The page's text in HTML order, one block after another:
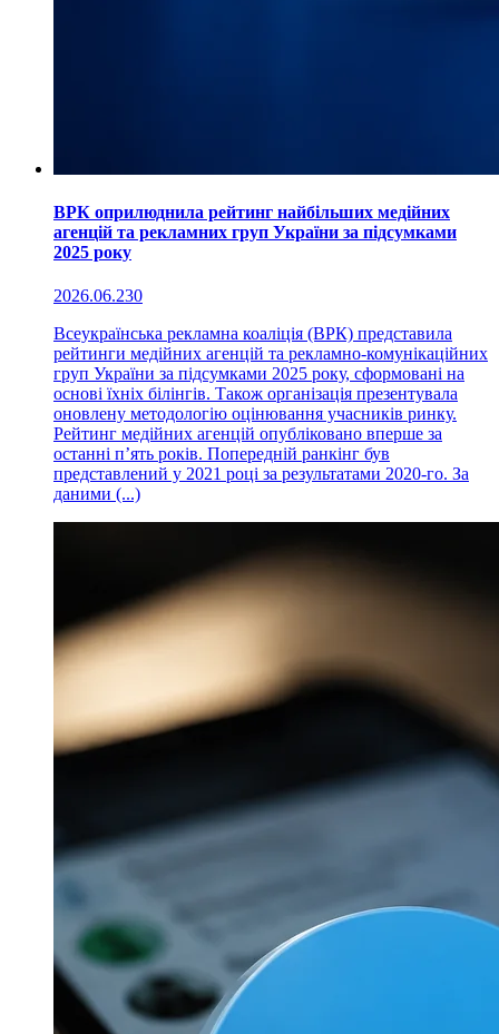
ВРК оприлюднила рейтинг найбільших медійних
агенцій та рекламних груп України за підсумками
2025 року
2026.06.230
Всеукраїнська рекламна коаліція (ВРК) представила
рейтинги медійних агенцій та рекламно-комунікаційних
груп України за підсумками 2025 року, сформовані на
основі їхніх білінгів. Також організація презентувала
оновлену методологію оцінювання учасників ринку.
Рейтинг медійних агенцій опубліковано вперше за
останні п’ять років. Попередній ранкінг був
представлений у 2021 році за результатами 2020-го. За
даними (...)